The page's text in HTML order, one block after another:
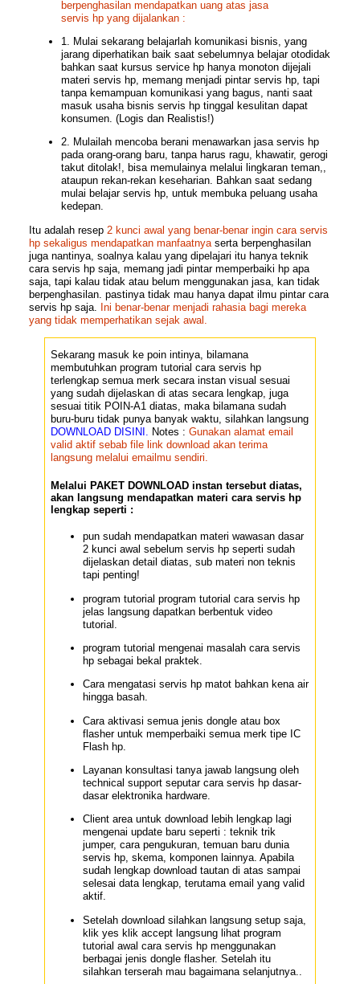
berpenghasilan mendapatkan uang atas jasa
servis hp yang dijalankan :
1. Mulai sekarang belajarlah komunikasi bisnis, yang
jarang diperhatikan baik saat sebelumnya belajar otodidak
bahkan saat kursus service hp hanya monoton dijejali
materi servis hp, memang menjadi pintar servis hp, tapi
tanpa kemampuan komunikasi yang bagus, nanti saat
masuk usaha bisnis servis hp tinggal kesulitan dapat
konsumen. (Logis dan Realistis!)
2. Mulailah mencoba berani menawarkan jasa servis hp
pada orang-orang baru, tanpa harus ragu, khawatir, gerogi
takut ditolak!, bisa memulainya melalui lingkaran teman,,
ataupun rekan-rekan keseharian. Bahkan saat sedang
mulai belajar servis hp, untuk membuka peluang usaha
kedepan.
Itu adalah resep 2 kunci awal yang benar-benar ingin cara servis
hp sekaligus mendapatkan manfaatnya serta berpenghasilan
juga nantinya, soalnya kalau yang dipelajari itu hanya teknik
cara servis hp saja, memang jadi pintar memperbaiki hp apa
saja, tapi kalau tidak atau belum menggunakan jasa, kan tidak
berpenghasilan. pastinya tidak mau hanya dapat ilmu pintar cara
servis hp saja. Ini benar-benar menjadi rahasia bagi mereka
yang tidak memperhatikan sejak awal.
Sekarang masuk ke poin intinya, bilamana
membutuhkan program tutorial cara servis hp
terlengkap semua merk secara instan visual sesuai
yang sudah dijelaskan di atas secara lengkap, juga
sesuai titik POIN-A1 diatas, maka bilamana sudah
buru-buru tidak punya banyak waktu, silahkan langsung
DOWNLOAD DISINI. Notes :Gunakan alamat email
valid aktif sebab file link download akan terima
langsung melalui emailmu sendiri.
Melalui PAKET DOWNLOAD instan tersebut diatas,
akan langsung mendapatkan materi cara servis hp
lengkap seperti :
pun sudah mendapatkan materi wawasan dasar
2 kunci awal sebelum servis hp seperti sudah
dijelaskan detail diatas, sub materi non teknis
tapi penting!
program tutorial program tutorial cara servis hp
jelas langsung dapatkan berbentuk video
tutorial.
program tutorial mengenai masalah cara servis
hp sebagai bekal praktek.
Cara mengatasi servis hp matot bahkan kena air
hingga basah.
Cara aktivasi semua jenis dongle atau box
flasher untuk memperbaiki semua merk tipe IC
Flash hp.
Layanan konsultasi tanya jawab langsung oleh
technical support seputar cara servis hp dasar-
dasar elektronika hardware.
Client area untuk download lebih lengkap lagi
mengenai update baru seperti : teknik trik
jumper, cara pengukuran, temuan baru dunia
servis hp, skema, komponen lainnya. Apabila
sudah lengkap download tautan di atas sampai
selesai data lengkap, terutama email yang valid
aktif.
Setelah download silahkan langsung setup saja,
klik yes klik accept langsung lihat program
tutorial awal cara servis hp menggunakan
berbagai jenis dongle flasher. Setelah itu
silahkan terserah mau bagaimana selanjutnya..